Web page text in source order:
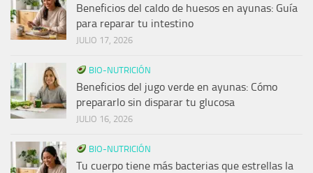
Beneficios del caldo de huesos en ayunas: Guía
para reparar tu intestino
JULIO 17, 2026
BIO-NUTRICIÓN
Beneficios del jugo verde en ayunas: Cómo
prepararlo sin disparar tu glucosa
JULIO 16, 2026
BIO-NUTRICIÓN
Tu cuerpo tiene más bacterias que estrellas la